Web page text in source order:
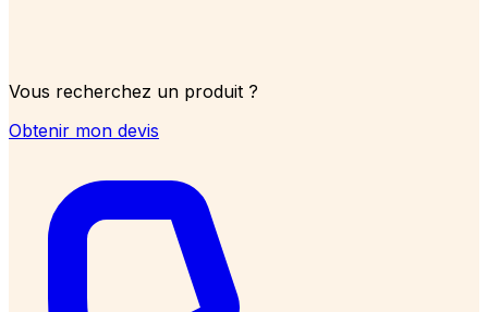
Vous recherchez un produit ?
Obtenir mon devis